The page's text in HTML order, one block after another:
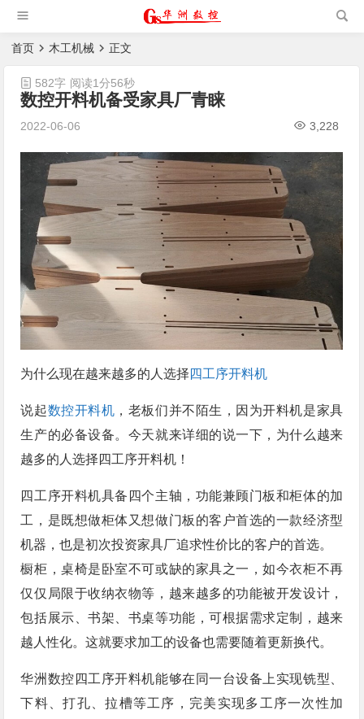
|猫抓板生产设备|非标
自动化设备
首页 木工机械 正文
数控开料机备受家具厂青睐
2022-06-06 3,228
582字 阅读1分56秒
为什么现在越来越多的人选择 四工序开料机
说起数控开料机 ，老板们并不陌生，因为开料机是家具
生产的必备设备。今天就来详细的说一下，为什么越来
越多的人选择四工序开料机！
四工序开料机具备四个主轴，功能兼顾门板和柜体的加
工，是既想做柜体又想做门板的客户首选的一款经济型
机器，也是初次投资家具厂追求性价比的客户的首选。
橱柜，桌椅是卧室不可或缺的家具之一，如今衣柜不再
仅仅局限于收纳衣物等，越来越多的功能被开发设计，
包括展示、书架、书桌等功能，可根据需求定制，越来
越人性化。这就要求加工的设备也需要随着更新换代。
华洲数控四工序开料机能够在同一台设备上实现铣型、
下料、打孔、拉槽等工序，完美实现多工序一次性加